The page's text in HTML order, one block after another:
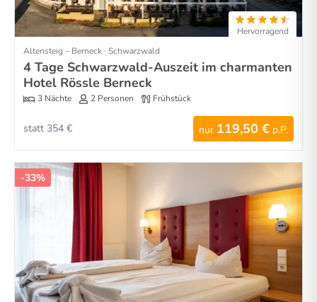
Hervorragend
Altensteig – Berneck · Schwarzwald
4 Tage Schwarzwald-Auszeit im charmanten
Hotel Rössle Berneck
3 Nächte 2 Personen Frühstück
nur 119,50 € p.P.
statt 354 €
-33%